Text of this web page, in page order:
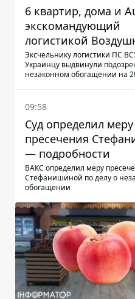
6 квартир, дома и
экскомандующий
логистикой
ВСУ получил новое
подозрение
Эксчельнику логистики ПС
Украинцу выдвинули
незаконном обогащении на
09:58
Суд определил меру
пресечения
— подробности
ВАКС определил меру
Стефанишиной по делу о
обогащении